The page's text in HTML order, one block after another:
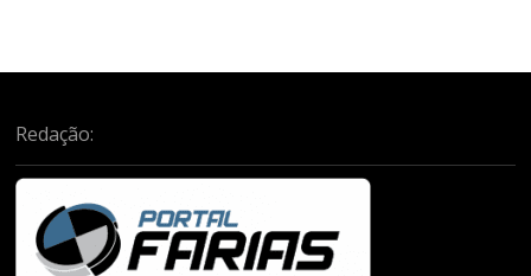
Redação: